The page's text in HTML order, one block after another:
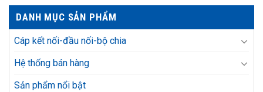
DANH MỤC SẢN PHẨM
Cáp kết nối-đầu nối-bộ chia
Hệ thống bán hàng
Sản phẩm nổi bật